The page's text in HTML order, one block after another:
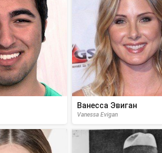
Ванесса Эвиган
Vanessa Evigan